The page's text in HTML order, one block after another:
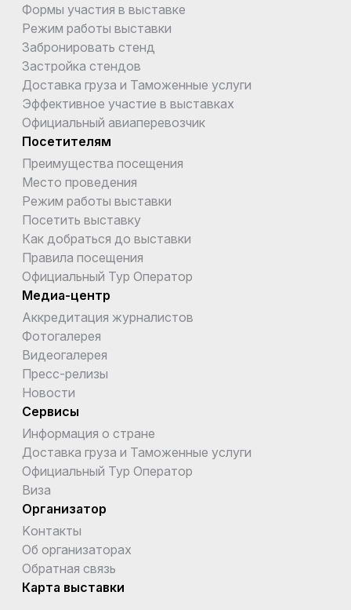
Формы участия в выставке
Режим работы выставки
Забронировать стенд
Застройка стендов
Доставка груза и Таможенные услуги
Эффективное участие в выставках
Официальный авиаперевозчик
Посетителям
Преимущества посещения
Место проведения
Режим работы выставки
Посетить выставку
Как добраться до выставки
Правила посещения
Официальный Тур Оператор
Медиа-центр
Аккредитация журналистов
Фотогалерея
Видеогалерея
Пресс-релизы
Новости
Сервисы
Информация о стране
Доставка груза и Таможенные услуги
Официальный Тур Оператор
Виза
Организатор
Kонтакты
Об организаторах
Обратная связь
Карта выставки